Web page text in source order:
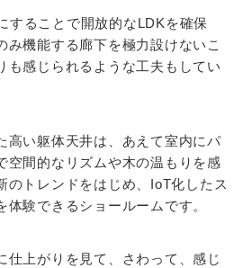
することで開放的なLDKを確保
み機能する廊下を極力設けないこ
も感じられるような工夫もしてい
高い躯体天井は、あえて室内にパ
空間的なリズムや木の温もりを感
のトレンドをはじめ、IoT化したス
体験できるショールームです。
仕上がりを見て、さわって、感じ